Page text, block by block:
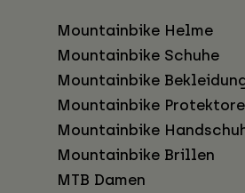
Mountainbike Helme
Mountainbike Schuhe
Mountainbike
Mountainbike
Mountainbike
Mountainbike Brillen
MTB Damen